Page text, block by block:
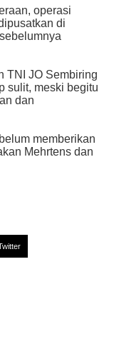
operasi
di
TNI JO Sembiring
sulit, meski begitu
dan
memberikan
Mehrtens dan